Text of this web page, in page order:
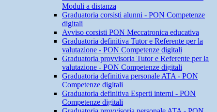
Moduli a distanza
Graduatoria corsisti alunni - PON Competenze
digitali
Avviso corsisti PON Meccatronica educativa
Graduatoria definitiva Tutor e Referente per la
valutazione - PON Competenze digitali
Graduatoria provvisoria Tutor e Referente per la
valutazione - PON Competenze digitali
Graduatoria definitiva personale ATA - PON
Competenze digitali
Graduatoria definitiva Esperti interni - PON
Competenze digitali